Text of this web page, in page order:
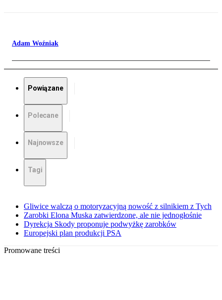
Adam Woźniak
Powiązane
Polecane
Najnowsze
Tagi
Gliwice walczą o motoryzacyjną nowość z silnikiem z Tych
Zarobki Elona Muska zatwierdzone, ale nie jednogłośnie
Dyrekcja Skody proponuje podwyżkę zarobków
Europejski plan produkcji PSA
Promowane treści